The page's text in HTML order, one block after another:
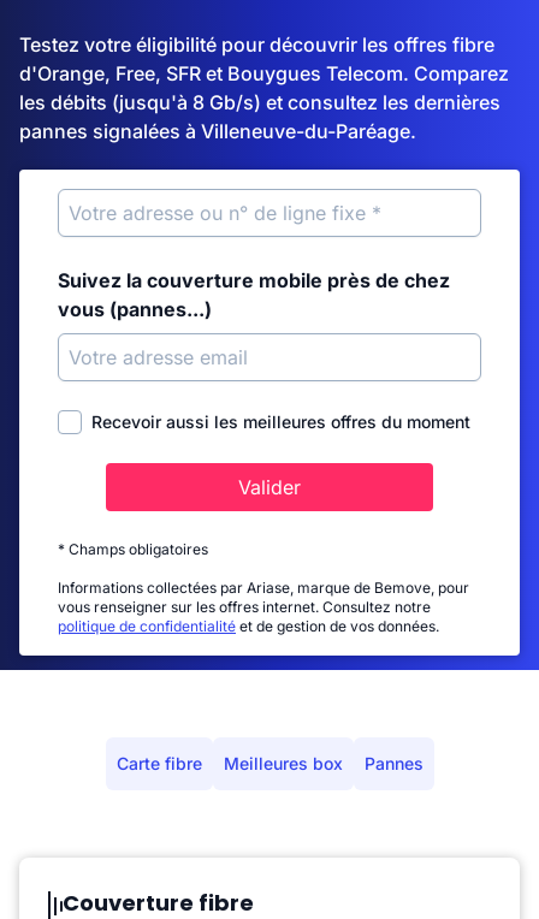
Testez votre éligibilité pour découvrir les offres fibre
d'Orange, Free, SFR et Bouygues Telecom. Comparez
les débits (jusqu'à 8 Gb/s) et consultez les dernières
pannes signalées à Villeneuve-du-Paréage.
Suivez la couverture mobile près de chez
vous (pannes...)
Recevoir aussi les meilleures offres du moment
Valider
* Champs obligatoires
Informations collectées par Ariase, marque de Bemove, pour
vous renseigner sur les offres internet. Consultez notre
politique de confidentialité et de gestion de vos données.
Carte fibre Meilleures box Pannes
Couverture fibre